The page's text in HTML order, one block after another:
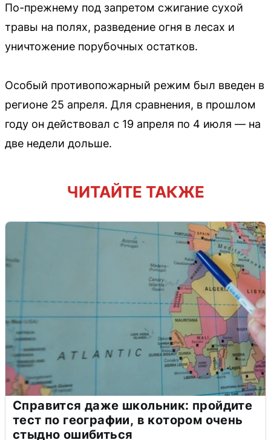
По-прежнему под запретом сжигание сухой
травы на полях, разведение огня в лесах и
уничтожение порубочных остатков.
Особый противопожарный режим был введен в
регионе 25 апреля. Для сравнения, в прошлом
году он действовал с 19 апреля по 4 июля — на
две недели дольше.
ЧИТАЙТЕ ТАКЖЕ
Справится даже школьник: пройдите
тест по географии, в котором очень
стыдно ошибиться